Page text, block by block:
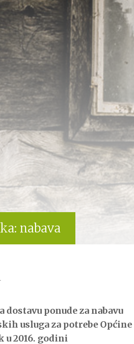
nabava
dostavu ponude za nabavu
usluga za potrebe Općine
u 2016. godini